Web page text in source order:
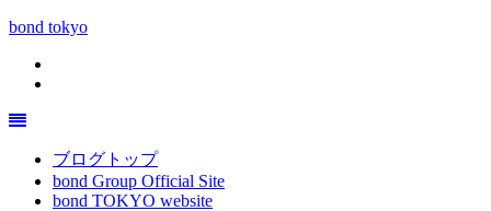
bond tokyo
ブログトップ
bond Group Official Site
bond TOKYO website